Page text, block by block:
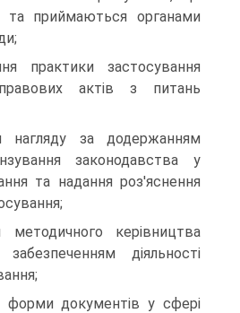
та приймаються орга­нами
практики застосування
актів з питань
нагляду за додержанням
законодавства у
та надання роз'яснення
методичного керівництва
забезпеченням діяльності
форми документів у сфері